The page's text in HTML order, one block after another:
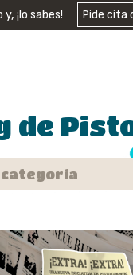
¡lo sabes! Pide cita
de